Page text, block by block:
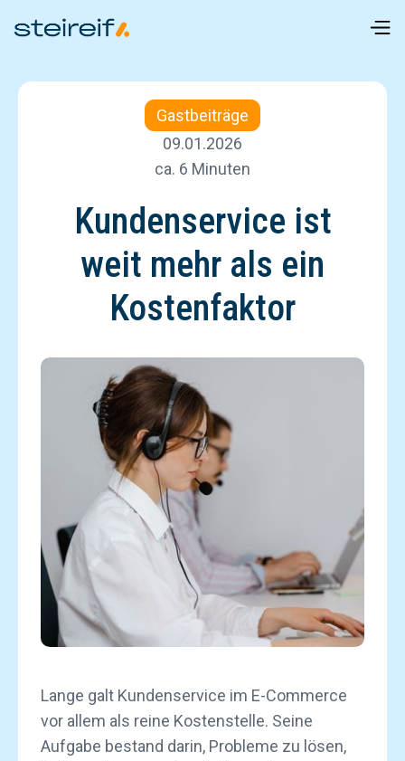
Gastbeiträge
09.01.2026
ca. 6 Minuten
Kundenservice ist
weit mehr als ein
Kostenfaktor
Lange galt Kundenservice im E-Commerce
vor allem als reine Kostenstelle. Seine
Aufgabe bestand darin, Probleme zu lösen,